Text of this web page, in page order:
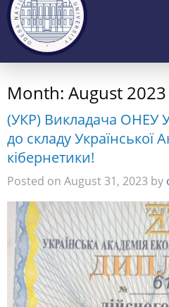
Month: August 2023
(УКР) Викладача ОНЕУ
до складу Української
кібернетики!
Posted on August 31, 2023 by